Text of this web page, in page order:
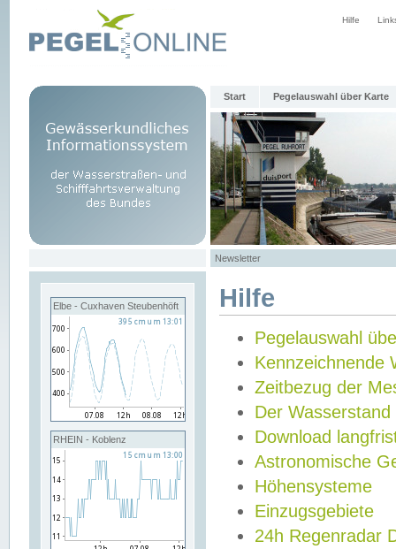
Hilfe
Start Pegelauswahl über Karte
Newsletter
Elbe - Cuxhaven Steubenhöft
RHEIN - Koblenz
Hilfe
Pegelauswahl
Kennzeichnende
Zeitbezug der
Der Wasserstand
Download
Astronomische
Höhensysteme
Einzugsgebiete
24h Regenradar